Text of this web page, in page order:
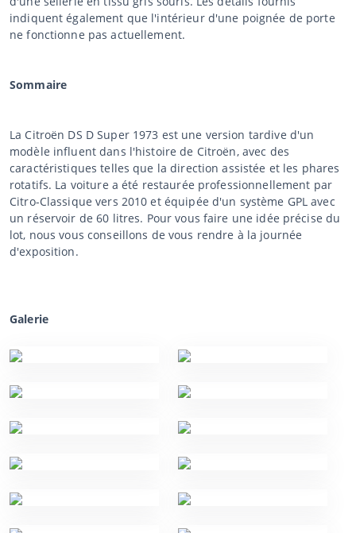
indiquent également que l'intérieur d'une poignée de porte
ne fonctionne pas actuellement.
Sommaire
La Citroën DS D Super 1973 est une version tardive d'un
modèle influent dans l'histoire de Citroën, avec des
caractéristiques telles que la direction assistée et les phares
rotatifs. La voiture a été restaurée professionnellement par
Citro-Classique vers 2010 et équipée d'un système GPL avec
un réservoir de 60 litres. Pour vous faire une idée précise du
lot, nous vous conseillons de vous rendre à la journée
d'exposition.
Galerie